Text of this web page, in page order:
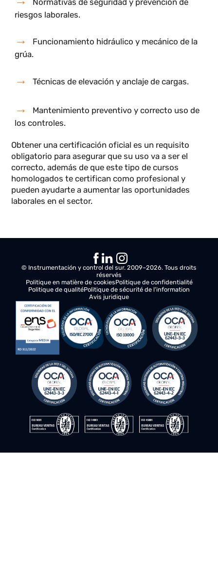
Para operar una grúa telescópica
contar con una formación especializada
Existencursos homologadosque capacitan a los
operadores en el manejo de grúas telescópicas.
sobre:
Normativas de seguridad y prevención de
riesgos laborales.
Funcionamiento hidráulico y mecánico de la
grúa.
Técnicas de elevación y anclaje de cargas.
los controles.
Obtener una certificación oficial es un requisito
obligatorio para asegurar que su uso va a ser el
correcto, además de que este tipo de cursos
homologados te certifican como profesional y
pueden ayudarte a aumentar las oportunidades
laborales en el sector.
© Instrumentación y control del sur. 2009–2026. Tous droits
réservés
Politique de qualitéPolitique de sécurité de l'information
Avis juridique